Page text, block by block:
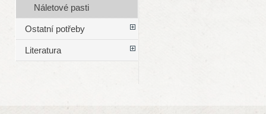
Náletové pasti
Ostatní potřeby
Literatura